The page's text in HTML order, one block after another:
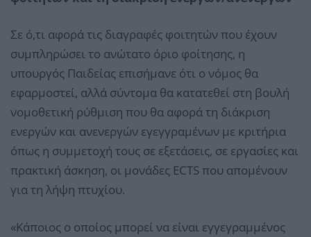
Σε ό,τι αφορά τις διαγραφές φοιτητών που έχουν
συμπληρώσει το ανώτατο όριο φοίτησης, η
υπουργός Παιδείας επισήμανε ότι ο νόμος θα
εφαρμοστεί, αλλά σύντομα θα κατατεθεί στη βουλή
νομοθετική ρύθμιση που θα αφορά τη διάκριση
ενεργών και ανενεργών εγεγγραμένων με κριτήρια
όπως η συμμετοχή τους σε εξετάσεις, σε εργασίες και
πρακτική άσκηση, οι μονάδες ECTS που απομένουν
για τη λήψη πτυχίου.
«Κάποιος ο οποίος μπορεί να είναι εγγεγραμμένος